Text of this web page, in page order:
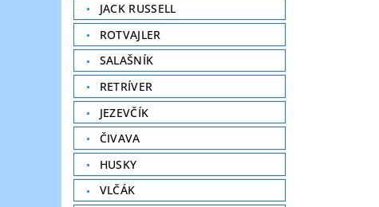
JACK RUSSELL
ROTVAJLER
SALAŠNÍK
RETRÍVER
JEZEVČÍK
ČIVAVA
HUSKY
VLČÁK